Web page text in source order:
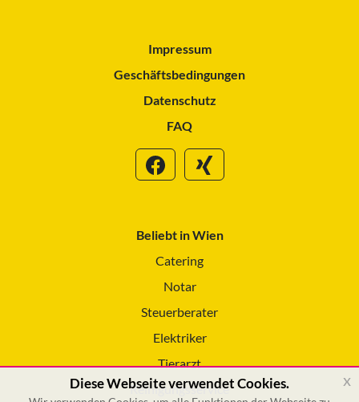
Impressum
Geschäftsbedingungen
Datenschutz
FAQ
Beliebt in Wien
Catering
Notar
Steuerberater
Elektriker
Tierarzt
Reinigungsservice
Diese Webseite verwendet Cookies. x